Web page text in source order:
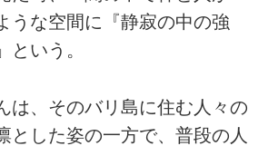
うな空間に『静寂の中の強
という。
は、そのバリ島に住む人々の
とした姿の一方で、普段の人